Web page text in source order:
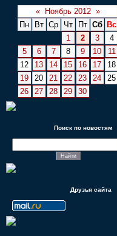
« Ноябрь 2012 »
Пн
Вт Ср Чт Пт Сб
Вс
1
2 3
4
5
6 7 8 9 10
11
12
13 14 15 16 17
18
19
20 21 22 23 24
25
26
27 28 29 30
Поиск по новостям
Друзья сайта